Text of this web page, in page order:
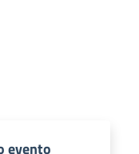
evento